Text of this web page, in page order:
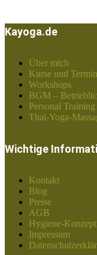
Kayoga.de
Über mich
Kurse und
Workshops
BGM –
Personal Training
Thai-Yoga-
Wichtige
Kontakt
Blog
Preise
AGB
Hygiene-Konzept
Impressum